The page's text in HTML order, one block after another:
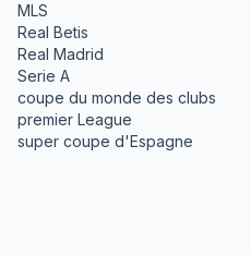
MLS
Real Betis
Real Madrid
Serie A
coupe du monde des clubs
premier League
super coupe d'Espagne